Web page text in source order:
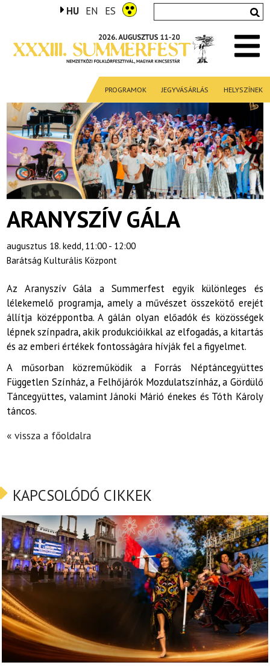
HU EN ES
PROGRAMOK JEGYVÁSÁRLÁS HELYSZÍNEK
ARANYSZÍV GÁLA
augusztus 18. kedd, 11:00 - 12:00
Barátság Kulturális Központ
Az Aranyszív Gála a Summerfest egyik különleges és
lélekemelő programja, amely a művészet összekötő erejét
állítja középpontba. A gálán olyan előadók és közösségek
lépnek színpadra, akik produkcióikkal az elfogadás, a kitartás
és az emberi értékek fontosságára hívják fel a figyelmet.
A műsorban közreműködik a Forrás Néptáncegyüttes
Független Színház, a Felhőjárók Mozdulatszínház, a Gördülő
Táncegyüttes, valamint Jánoki Márió énekes és Tóth Károly
táncos.
« vissza a főoldalra
KAPCSOLÓDÓ CIKKEK